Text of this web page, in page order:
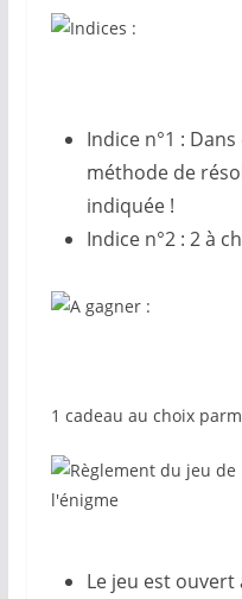
Indice n°1 :
méthode de
indiquée !
Indice n°2 : 2 à
1 cadeau au choix
Le jeu est